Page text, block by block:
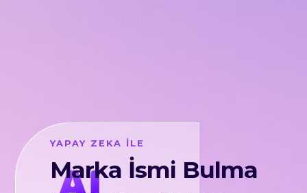
YAPAY ZEKA İLE
Marka İsmi Bulma